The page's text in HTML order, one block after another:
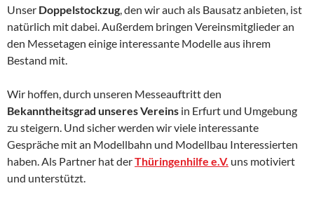
Unser Doppelstockzug, den wir auch als Bausatz anbieten, ist
natürlich mit dabei. Außerdem bringen Vereinsmitglieder an
den Messetagen einige interessante Modelle aus ihrem
Bestand mit.
Wir hoffen, durch unseren Messeauftritt den
Bekanntheitsgrad unseres Vereins in Erfurt und Umgebung
zu steigern. Und sicher werden wir viele interessante
Gespräche mit an Modellbahn und Modellbau Interessierten
haben. Als Partner hat derThüringenhilfe e.V. uns motiviert
und unterstützt.